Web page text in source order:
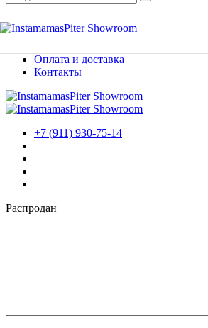
Каталог товаров
Оплата и доставка
Контакты
+7 (911) 930-75-14
Распродан